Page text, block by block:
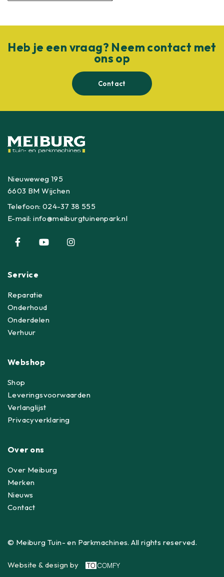
Heb je een vraag? Neem contact met
ons op
Contact
Nieuweweg 195
6603 BM Wijchen
Telefoon:024-37 38 555
E-mail:info@meiburgtuinenpark.nl
Service
Reparatie
Onderhoud
Onderdelen
Verhuur
Webshop
Shop
Leveringsvoorwaarden
Verlanglijst
Privacyverklaring
Over ons
Over Meiburg
Merken
Nieuws
Contact
© Meiburg Tuin- en Parkmachines. All rights reserved.
Website & design by